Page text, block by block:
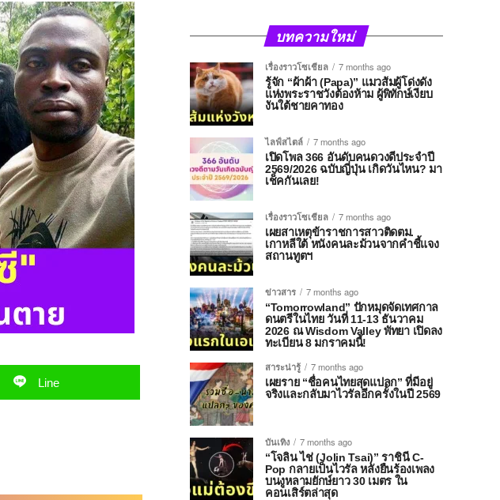
Line
บทความใหม่
เรื่องราวโซเชียล
7 months ago
รู้จัก “ผ้าผ้า (Papa)” แมวส้มผู้โด่งดัง
แห่งพระราชวังต้องห้าม ผู้พิทักษ์เงียบ
งันใต้ชายคาทอง
ไลฟ์สไตล์
7 months ago
เปิดโพล 366 อันดับคนดวงดีประจำปี
2569/2026 ฉบับญี่ปุ่น เกิดวันไหน? มา
เช็คกันเลย!
เรื่องราวโซเชียล
7 months ago
เผยสาเหตุข้าราชการสาวติดตม.
เกาหลีใต้ หนังคนละม้วนจากคำชี้แจง
สถานทูตฯ
ข่าวสาร
7 months ago
“Tomorrowland” ปักหมุดจัดเทศกาล
ดนตรีในไทย วันที่ 11-13 ธันวาคม
2026 ณ Wisdom Valley พัทยา เปิดลง
ทะเบียน 8 มกราคมนี้!
สาระน่ารู้
7 months ago
เผยราย “ชื่อคนไทยสุดแปลก” ที่มีอยู่
จริงและกลับมาไวรัลอีกครั้งในปี 2569
บันเทิง
7 months ago
“โจลิน ไช่ (Jolin Tsai)” ราชินี C-
Pop กลายเป็นไวรัล หลังยืนร้องเพลง
บนงูหลามยักษ์ยาว 30 เมตร ใน
คอนเสิร์ตล่าสุด